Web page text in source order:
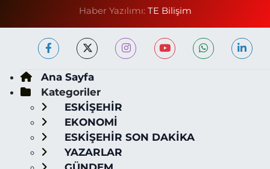
Haber Yazılımı: TE Bilişim
Ana Sayfa
Kategoriler
ESKİŞEHİR
EKONOMİ
ESKİŞEHİR SON DAKİKA
YAZARLAR